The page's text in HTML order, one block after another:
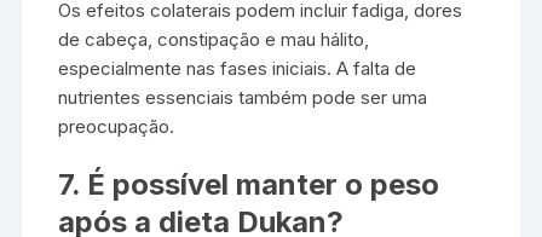
Os efeitos colaterais podem incluir fadiga, dores
de cabeça, constipação e mau hálito,
especialmente nas fases iniciais. A falta de
nutrientes essenciais também pode ser uma
preocupação.
7. É possível manter o peso
após a dieta Dukan?